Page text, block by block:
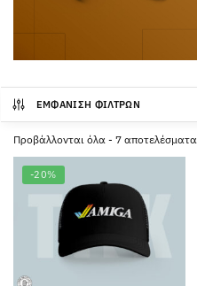
ΕΜΦΆΝΙΣΗ ΦΊΛΤΡΩΝ
Προβάλλονται όλα - 7 αποτελέσματα
-20%